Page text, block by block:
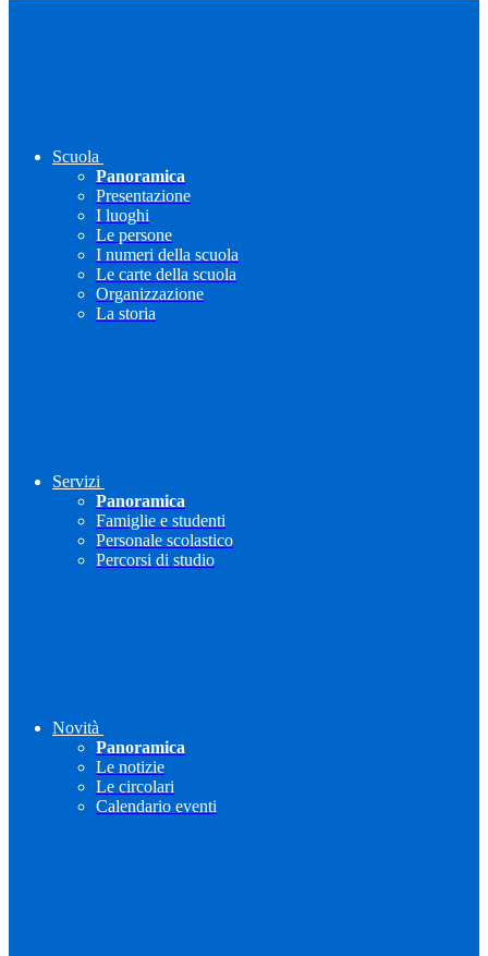
Scuola
Panoramica
Presentazione
I luoghi
Le persone
I numeri della scuola
Le carte della scuola
Organizzazione
La storia
Servizi
Panoramica
Famiglie e studenti
Personale scolastico
Percorsi di studio
Novità
Panoramica
Le notizie
Le circolari
Calendario eventi